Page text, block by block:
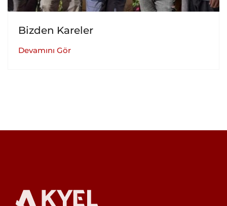
Bizden Kareler
Devamını Gör